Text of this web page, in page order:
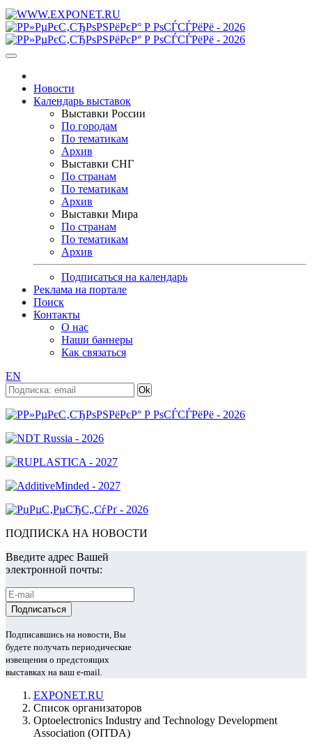
Новости
Календарь выставок
Выставки России
По городам
По тематикам
Архив
Выставки СНГ
По странам
По тематикам
Архив
Выставки Мира
По странам
По тематикам
Архив
Подписаться на календарь
Реклама на портале
Поиск
Контакты
О нас
Наши баннеры
Как связаться
EN
ПОДПИСКА НА НОВОСТИ
Введите адрес Вашей
электронной почты:
Подписавшись на новости, Вы
будете получать периодические
извещения о предстоящих
выставках на ваш e-mail.
EXPONET.RU
Список организаторов
Optoelectronics Industry and Technology Development
Association (OITDA)